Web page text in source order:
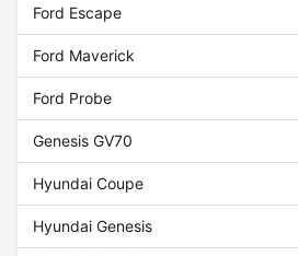
Ford Escape
Ford Maverick
Ford Probe
Genesis GV70
Hyundai Coupe
Hyundai Genesis